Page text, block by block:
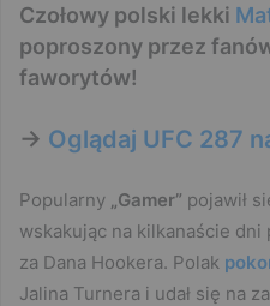
Czołowy polski lekki
poproszony przez
faworytów!
-> Oglądaj UFC 287
Popularny „Gamer” pojawił
wskakując na kilkanaście
za Dana Hookera. Polak
Jalina Turnera i udał się na